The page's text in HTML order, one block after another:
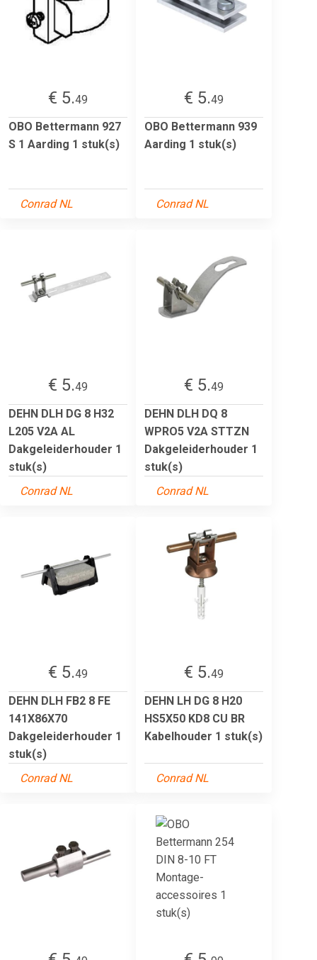
€ 5.49
OBO Bettermann 927
S 1 Aarding 1 stuk(s)
Conrad NL
€ 5.49
OBO Bettermann 939
Aarding 1 stuk(s)
Conrad NL
€ 5.49
DEHN DLH DG 8 H32
L205 V2A AL
Dakgeleiderhouder 1
stuk(s)
Conrad NL
€ 5.49
DEHN DLH DQ 8
WPRO5 V2A STTZN
Dakgeleiderhouder 1
stuk(s)
Conrad NL
€ 5.49
DEHN DLH FB2 8 FE
141X86X70
Dakgeleiderhouder 1
stuk(s)
Conrad NL
€ 5.49
DEHN LH DG 8 H20
HS5X50 KD8 CU BR
Kabelhouder 1 stuk(s)
Conrad NL